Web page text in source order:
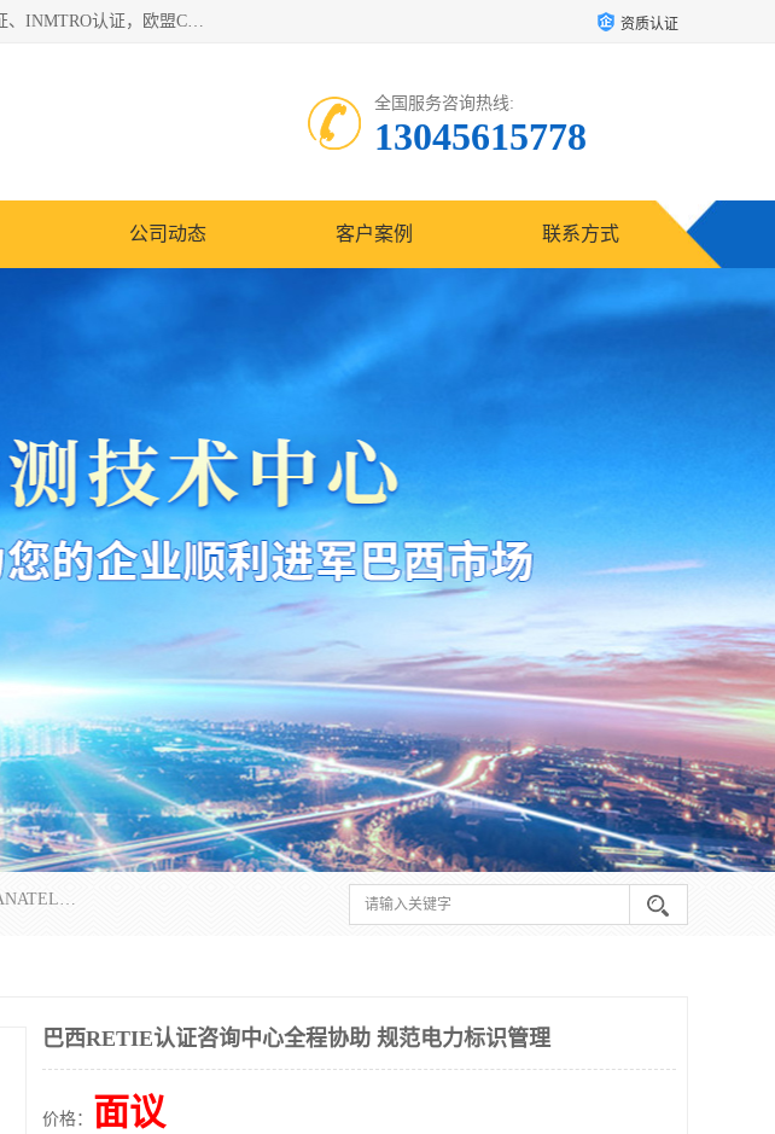
*是一家的测试、评估、检查与认机构，主要从事巴西NR10认证、NR12认证、NR13认证；ANATEL认证、INMTRO认证，欧盟CE认证：MD认证，PED认证，MID认证，ATEX认证，德国蓝色天使认证。 资质认证
全国服务咨询热线:
13045615778
公司动态 客户案例 联系方式
*是一家的测试、评估、检查与认机构，主要从事巴西NR10认证、NR12认证、NR13认证；ANATEL认证、INMTRO认证，欧盟CE认证：MD认证，PED认证，MID认证，ATEX认证，德国蓝色天使认证。
巴西RETIE认证咨询中心全程协助 规范电力标识管理
价格： 面议